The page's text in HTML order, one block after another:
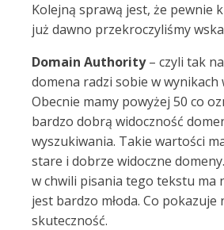
Kolejną sprawą jest, że pewnie
już dawno przekroczyliśmy
Domain Authority– czyli tak
domena radzi sobie w wynikach
Obecnie mamy powyżej 50 co
bardzo dobrą widoczność
wyszukiwania. Takie wartości
stare i dobrze widoczne
w chwili pisania tego tekstu ma
jest bardzo młoda. Co pokazuje
skuteczność.